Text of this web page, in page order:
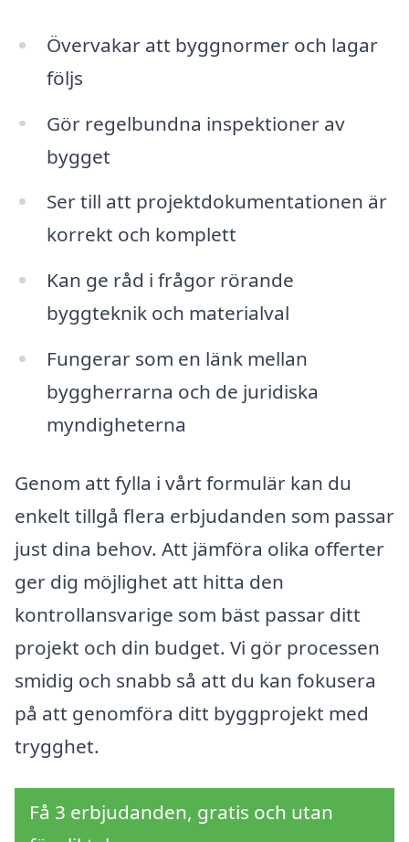
Övervakar att byggnormer och lagar
följs
Gör regelbundna inspektioner av
bygget
Ser till att projektdokumentationen är
korrekt och komplett
Kan ge råd i frågor rörande
byggteknik och materialval
Fungerar som en länk mellan
byggherrarna och de juridiska
myndigheterna
Genom att fylla i vårt formulär kan du
enkelt tillgå flera erbjudanden som passar
just dina behov. Att jämföra olika offerter
ger dig möjlighet att hitta den
kontrollansvarige som bäst passar ditt
projekt och din budget. Vi gör processen
smidig och snabb så att du kan fokusera
på att genomföra ditt byggprojekt med
trygghet.
Få 3 erbjudanden, gratis och utan